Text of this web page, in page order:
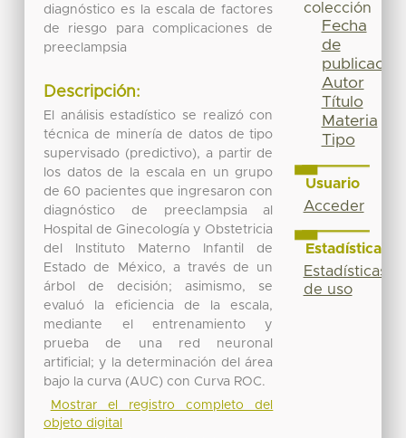
diagnóstico es la escala de factores
de riesgo para complicaciones de
preeclampsia
Descripción:
El análisis estadístico se realizó con
técnica de minería de datos de tipo
supervisado (predictivo), a partir de
los datos de la escala en un grupo
de 60 pacientes que ingresaron con
diagnóstico de preeclampsia al
Hospital de Ginecología y Obstetricia
del Instituto Materno Infantil de
Estado de México, a través de un
árbol de decisión; asimismo, se
evaluó la eficiencia de la escala,
mediante el entrenamiento y
prueba de una red neuronal
artificial; y la determinación del área
bajo la curva (AUC) con Curva ROC.
Mostrar el registro completo del
objeto digital
colección
Fecha
de
publicación
Autor
Título
Materia
Tipo
Usuario
Acceder
Estadísticas
Estadísticas
de uso